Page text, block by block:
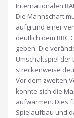
Internationalen
Die Mannschaft
aufgrund einer
deutlich dem BBC
geben. Die
Umschaltspiel der
streckenweise
Vor dem zweiten
konnte sich die
aufwärmen. Dies
Spielaufbau und